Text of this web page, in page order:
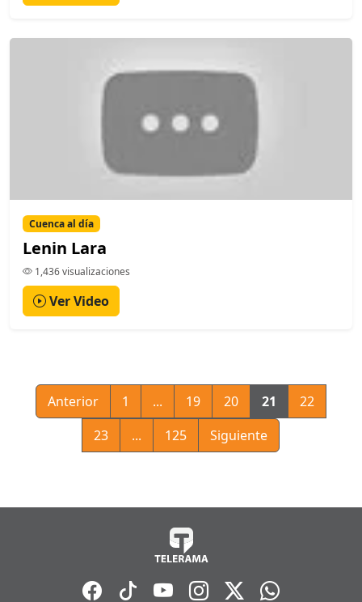
Cuenca al día
Lenin Lara
1,436 visualizaciones
Ver Video
Anterior 1 ... 19 20 21
22
23
... 125 Siguiente